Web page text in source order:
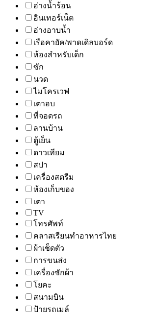
อ่างน้ำร้อน
อินเทอร์เน็ต
อ่างอาบน้ำ
เรือคายัค/พาดเดิลบอร์ด
ห้องสำหรับเด็ก
ซัก
นวด
ไมโครเวฟ
เตาอบ
ที่จอดรถ
ลานบ้าน
ตู้เย็น
ดาวเทียม
สปา
เครื่องสตรีม
ห้องเก็บของ
เตา
TV
โทรศัพท์
คลาสเรียนทำอาหารไทย
ผ้าเช็ดตัว
การขนส่ง
เครื่องซักผ้า
โยคะ
สนามบิน
ป้ายรถเมล์